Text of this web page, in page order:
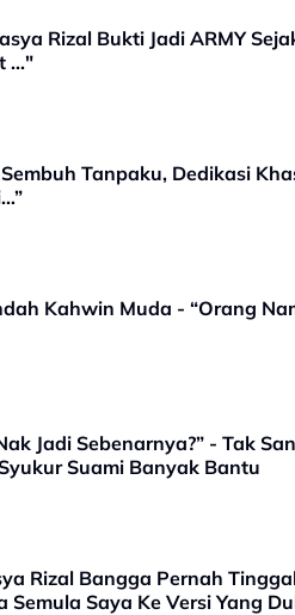
Rizal Bukti Jadi ARMY
..."
Sembuh Tanpaku, Dedikasi
Kahwin Muda - “Orang
Jadi Sebenarnya?” - Tak
Depression’, Syasya Rizal Syukur Suami Banyak Bantu
Rizal Bangga Pernah
Saya Ke Versi Yang